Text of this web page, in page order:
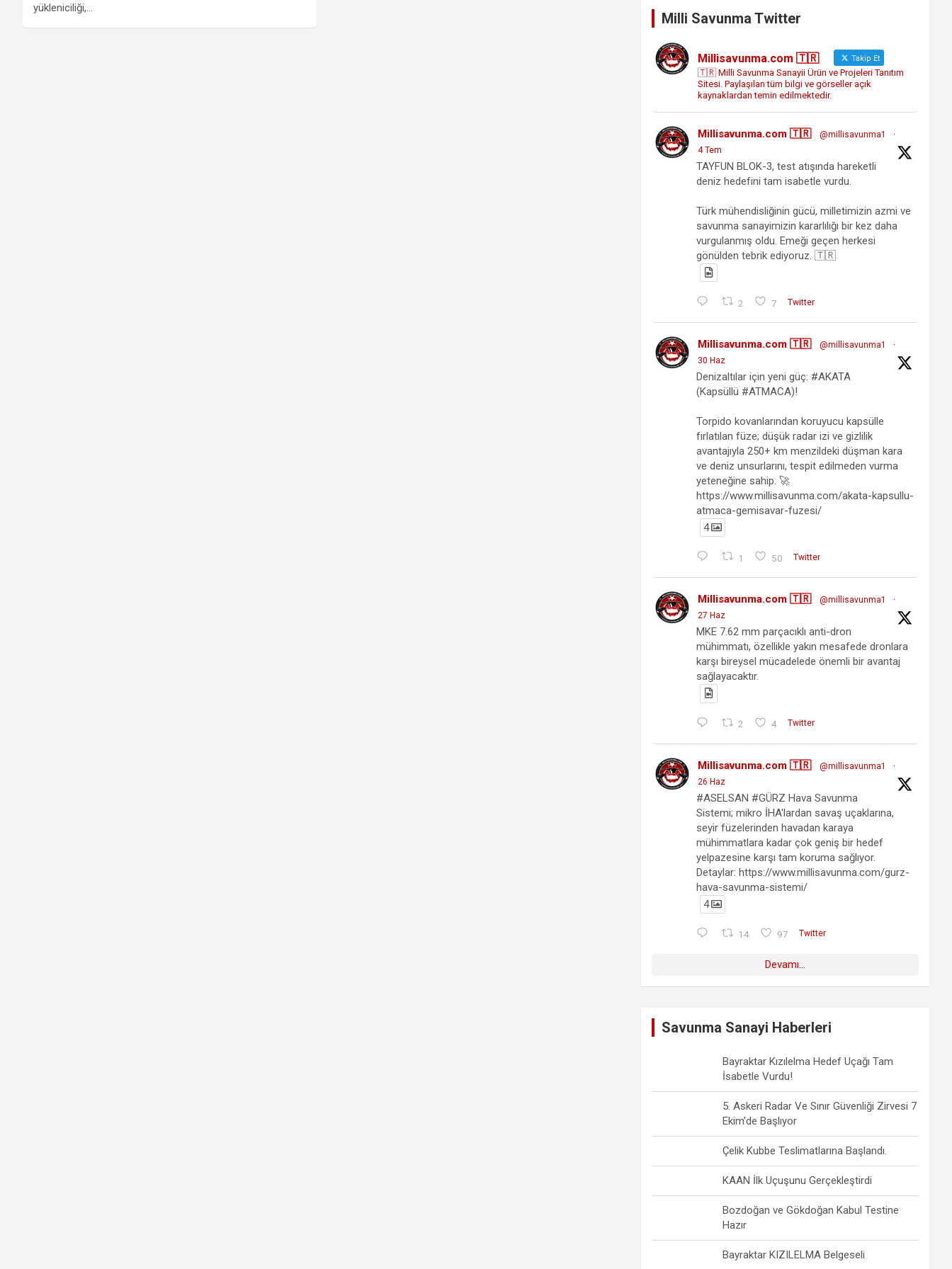
yükleniciliği,…
Milli Savunma Twitter
Millisavunma.com 🇹🇷 Takip Et
🇹🇷 Milli Savunma Sanayii Ürün ve Projeleri Tanıtım
Sitesi. Paylaşılan tüm bilgi ve görseller açık
kaynaklardan temin edilmektedir.
Millisavunma.com 🇹🇷 @millisavunma1
·
4 Tem
TAYFUN BLOK-3, test atışında hareketli
deniz hedefini tam isabetle vurdu.
Türk mühendisliğinin gücü, milletimizin azmi ve
savunma sanayimizin kararlılığı bir kez daha
vurgulanmış oldu. Emeği geçen herkesi
gönülden tebrik ediyoruz. 🇹🇷
2 7 Twitter
Millisavunma.com 🇹🇷 @millisavunma1
·
30 Haz
Denizaltılar için yeni güç: #AKATA
(Kapsüllü #ATMACA)!
Torpido kovanlarından koruyucu kapsülle
fırlatılan füze; düşük radar izi ve gizlilik
avantajıyla 250+ km menzildeki düşman kara
ve deniz unsurlarını, tespit edilmeden vurma
yeteneğine sahip. 🚀
https://www.millisavunma.com/akata-kapsullu-
atmaca-gemisavar-fuzesi/
4
1 50 Twitter
Millisavunma.com 🇹🇷 @millisavunma1
·
27 Haz
MKE 7.62 mm parçacıklı anti-dron
mühimmatı, özellikle yakın mesafede dronlara
karşı bireysel mücadelede önemli bir avantaj
sağlayacaktır.
2 4 Twitter
Millisavunma.com 🇹🇷 @millisavunma1
·
26 Haz
#ASELSAN #GÜRZ Hava Savunma
Sistemi; mikro İHA'lardan savaş uçaklarına,
seyir füzelerinden havadan karaya
mühimmatlara kadar çok geniş bir hedef
yelpazesine karşı tam koruma sağlıyor.
Detaylar: https://www.millisavunma.com/gurz-
hava-savunma-sistemi/
4
14 97 Twitter
Devamı...
Savunma Sanayi Haberleri
Bayraktar Kızılelma Hedef Uçağı Tam
İsabetle Vurdu!
5. Askeri Radar Ve Sınır Güvenliği Zirvesi 7
Ekim’de Başlıyor
Çelik Kubbe Teslimatlarına Başlandı.
KAAN İlk Uçuşunu Gerçekleştirdi
Bozdoğan ve Gökdoğan Kabul Testine
Hazır
Bayraktar KIZILELMA Belgeseli